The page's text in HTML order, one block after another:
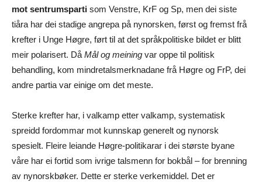
mot sentrumsparti som Venstre, KrF og Sp, men dei siste
tiåra har dei stadige angrepa på nynorsken, først og fremst frå
krefter i Unge Høgre, ført til at det språkpolitiske bildet er blitt
meir polarisert. Då Mål og meining var oppe til politisk
behandling, kom mindretalsmerknadane frå Høgre og FrP, dei
andre partia var einige om det meste.
Sterke krefter har, i valkamp etter valkamp, systematisk
spreidd fordommar mot kunnskap generelt og nynorsk
spesielt. Fleire leiande Høgre-politikarar i dei største byane
våre har ei fortid som ivrige talsmenn for bokbål – for brenning
av nynorskbøker. Dette er sterke verkemiddel. Det er